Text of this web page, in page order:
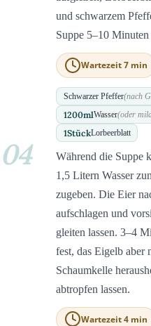
und schwarzem
Suppe 5–10
Wartezeit 7 min
Schwarzer Pfeffer(nach
1200mlWasser(oder
1StückLorbeerblatt
04
Während die Suppe
1,5 Litern Wasser
zugeben. Die Eier
aufschlagen und
gleiten lassen. 3–4
fest, das Eigelb aber
Schaumkelle
abtropfen lassen.
Wartezeit 4 min